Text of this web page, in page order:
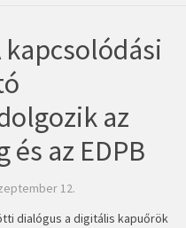
kapcsolódási
az
az EDPB
12.
dialógus a digitális kapuőrök